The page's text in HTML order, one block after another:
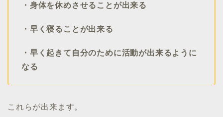
・身体を休めさせることが出来る
・早く寝ることが出来る
・早く起きて自分のために活動が出来るように
なる
これらが出来ます。